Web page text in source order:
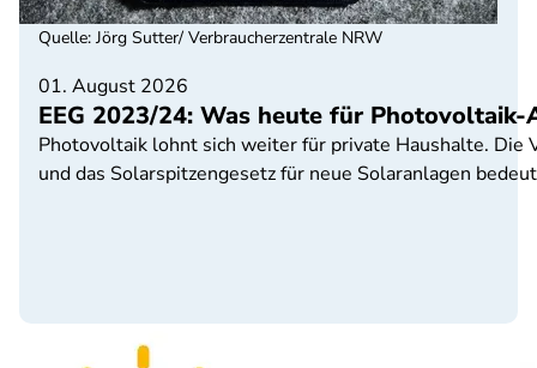
01. August 2026
EEG 2023/24: Was heute für
Photovoltaik lohnt sich weiter für private Haushalte. Die
und das Solarspitzengesetz für neue Solaranlagen
Quelle: Jörg Sutter/ Verbraucherzentrale NRW